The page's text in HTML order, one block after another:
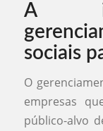
A
sociais
O
empresas
público-alvo